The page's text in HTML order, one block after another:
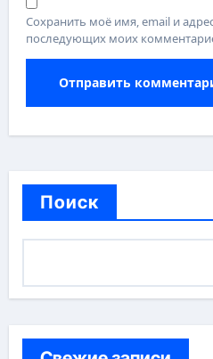
Сохранить моё имя, email и
последующих моих
Поиск